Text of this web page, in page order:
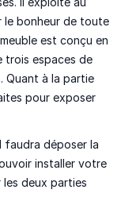
le bonheur de toute
est conçu en
trois espaces de
Quant à la partie
pour exposer
faudra déposer la
installer votre
deux parties